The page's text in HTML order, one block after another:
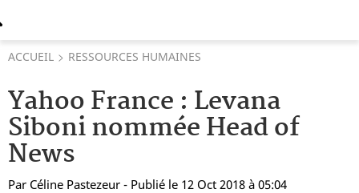
ACCUEIL RESSOURCES HUMAINES
Yahoo France : Levana
Siboni nommée Head of
News
Par Céline Pastezeur - Publié le 12 Oct 2018 à 05:04